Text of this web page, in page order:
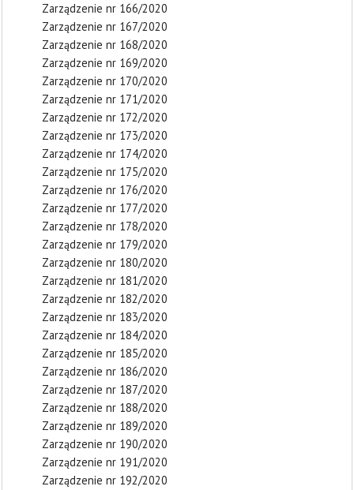
Zarządzenie nr 166/2020
Zarządzenie nr 167/2020
Zarządzenie nr 168/2020
Zarządzenie nr 169/2020
Zarządzenie nr 170/2020
Zarządzenie nr 171/2020
Zarządzenie nr 172/2020
Zarządzenie nr 173/2020
Zarządzenie nr 174/2020
Zarządzenie nr 175/2020
Zarządzenie nr 176/2020
Zarządzenie nr 177/2020
Zarządzenie nr 178/2020
Zarządzenie nr 179/2020
Zarządzenie nr 180/2020
Zarządzenie nr 181/2020
Zarządzenie nr 182/2020
Zarządzenie nr 183/2020
Zarządzenie nr 184/2020
Zarządzenie nr 185/2020
Zarządzenie nr 186/2020
Zarządzenie nr 187/2020
Zarządzenie nr 188/2020
Zarządzenie nr 189/2020
Zarządzenie nr 190/2020
Zarządzenie nr 191/2020
Zarządzenie nr 192/2020